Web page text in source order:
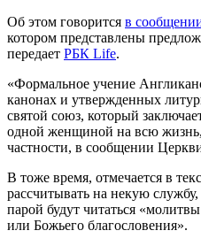
Об этом говорится в
котором представлены
передает РБК Life.
«Формальное учение
канонах и утвержденных
святой союз, который
одной женщиной на всю жизнь,
частности, в сообщении
В тоже время, отмечается в
рассчитывать на некую
парой будут читаться
или Божьего благословения».